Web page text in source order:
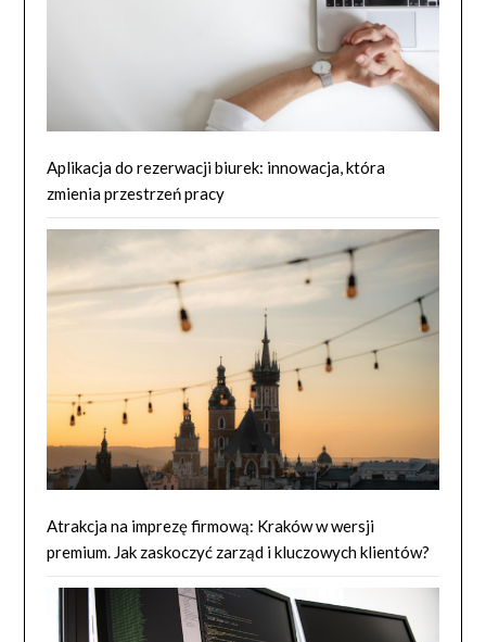
Aplikacja do rezerwacji biurek: innowacja, która
zmienia przestrzeń pracy
Atrakcja na imprezę firmową: Kraków w wersji
premium. Jak zaskoczyć zarząd i kluczowych klientów?